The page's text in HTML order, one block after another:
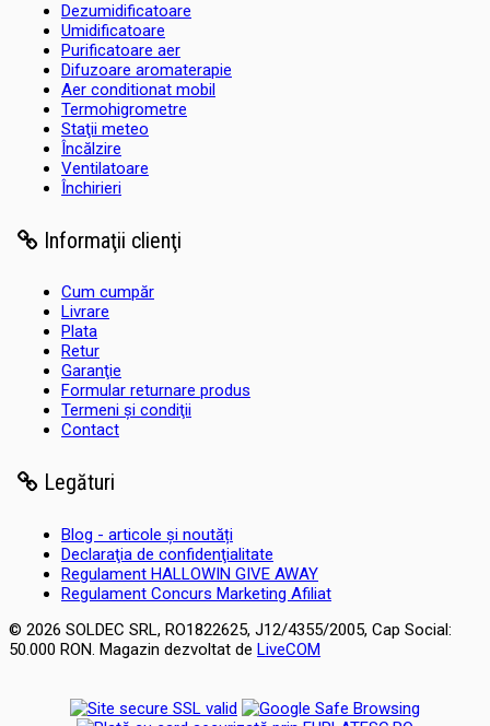
Dezumidificatoare
Umidificatoare
Purificatoare aer
Difuzoare aromaterapie
Aer conditionat mobil
Termohigrometre
Staţii meteo
Încălzire
Ventilatoare
Închirieri
Informaţii clienţi
Cum cumpăr
Livrare
Plata
Retur
Garanţie
Formular returnare produs
Termeni şi condiţii
Contact
Legături
Blog - articole și noutăți
Declaraţia de confidenţialitate
Regulament HALLOWIN GIVE AWAY
Regulament Concurs Marketing Afiliat
© 2026 SOLDEC SRL, RO1822625, J12/4355/2005, Cap Social:
50.000 RON. Magazin dezvoltat de LiveCOM